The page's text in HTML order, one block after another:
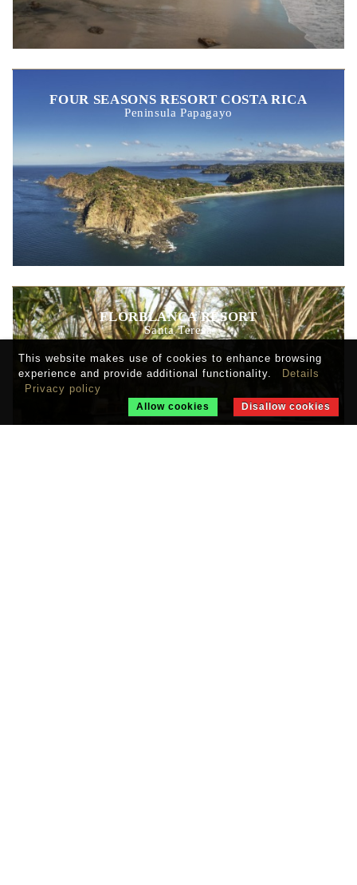
FOUR SEASONS RESORT COSTA RICA
Peninsula Papagayo
FLORBLANCA RESORT
Santa Teresa
This website makes use of cookies to enhance browsing
experience and provide additional functionality.
Details
Privacy policy
Disallow cookies
Allow cookies